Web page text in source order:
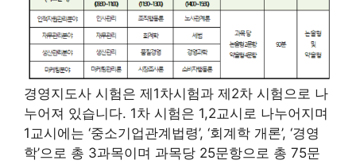
경영지도사 시험은 제1차시험과 제2차 시험으로 나
누어져 있습니다. 1차 시험은 1,2교시로 나누어지며
1교시에는 ‘중소기업관계법령’, ‘회계학 개론’, ‘경영
학’으로 총 3과목이며 과목당 25문항으로 총 75문